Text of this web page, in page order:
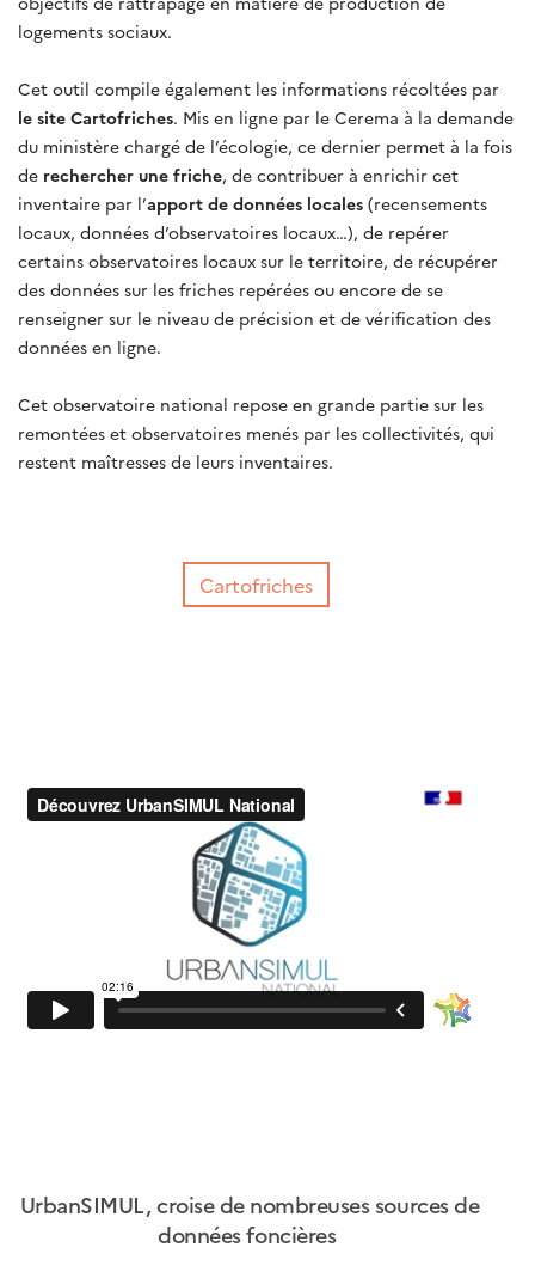
logements sociaux.
Cet outil compile également les informations récoltées par
le site Cartofriches. Mis en ligne par le Cerema à la demande
du ministère chargé de l’écologie, ce dernier permet à la fois
de rechercher une friche, de contribuer à enrichir cet
inventaire par l’apport de données locales (recensements
locaux, données d’observatoires locaux…), de repérer
certains observatoires locaux sur le territoire, de récupérer
des données sur les friches repérées ou encore de se
renseigner sur le niveau de précision et de vérification des
données en ligne.
Cet observatoire national repose en grande partie sur les
remontées et observatoires menés par les collectivités, qui
restent maîtresses de leurs inventaires.
Cartofriches
UrbanSIMUL, croise de nombreuses sources de
données foncières